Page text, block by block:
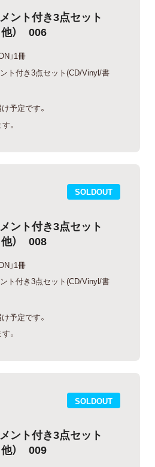
ント付き3点セット
他） 006
」1冊
ト付き3点セット(CD/Vinyl/書
予定です。
。
SOLDOUT
ント付き3点セット
他） 008
」1冊
ト付き3点セット(CD/Vinyl/書
予定です。
。
SOLDOUT
ント付き3点セット
他） 009